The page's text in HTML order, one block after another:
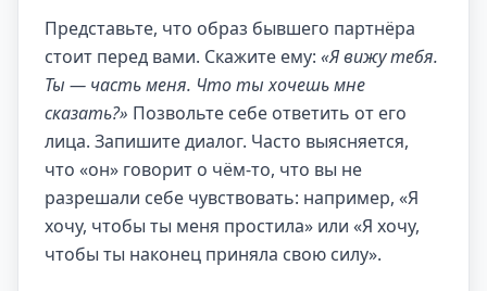
Представьте, что образ бывшего партнёра
стоит перед вами. Скажите ему: «Я вижу тебя.
Ты — часть меня. Что ты хочешь мне
сказать?» Позвольте себе ответить от его
лица. Запишите диалог. Часто выясняется,
что «он» говорит о чём-то, что вы не
разрешали себе чувствовать: например, «Я
хочу, чтобы ты меня простила» или «Я хочу,
чтобы ты наконец приняла свою силу».